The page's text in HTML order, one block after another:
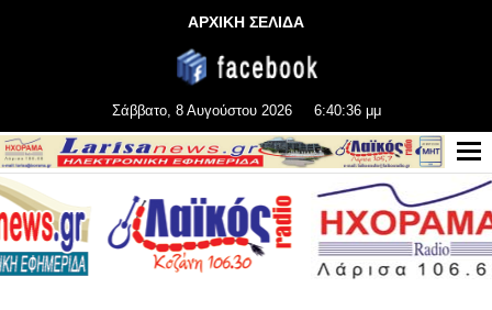
ΑΡΧΙΚΗ ΣΕΛΙΔΑ
Σάββατο, 8 Αυγούστου 2026 6:40:36 μμ